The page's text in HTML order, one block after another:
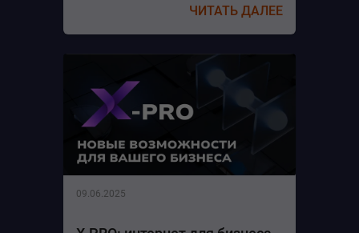
ЧИТАТЬ ДАЛЕЕ
09.06.2025